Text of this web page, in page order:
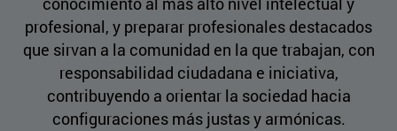
profesional, y preparar profesionales destacados
que sirvan a la comunidad en la que trabajan, con
responsabilidad ciudadana e iniciativa,
contribuyendo a orientar la sociedad hacia
configuraciones más justas y armónicas.